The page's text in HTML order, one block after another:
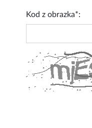
Kod z obrazka*: